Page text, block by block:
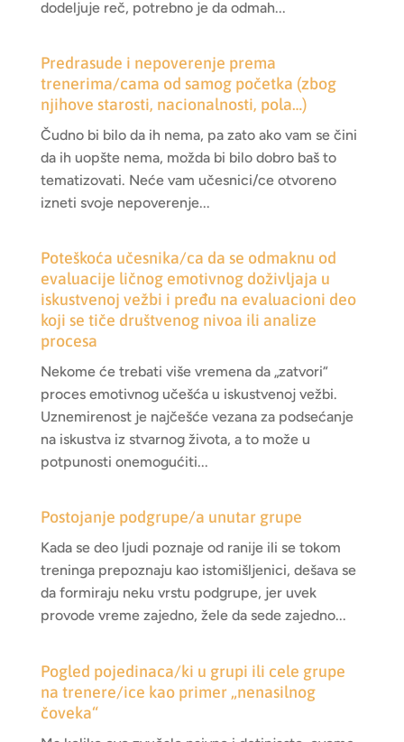
dodeljuje reč, potrebno je da odmah...
Predrasude i nepoverenje prema
trenerima/cama od samog početka (zbog
njihove starosti, nacionalnosti, pola…)
Čudno bi bilo da ih nema, pa zato ako vam se čini
da ih uopšte nema, možda bi bilo dobro baš to
tematizovati. Neće vam učesnici/ce otvoreno
izneti svoje nepoverenje...
Poteškoća učesnika/ca da se odmaknu od
evaluacije ličnog emotivnog doživljaja u
iskustvenoj vežbi i pređu na evaluacioni deo
koji se tiče društvenog nivoa ili analize
procesa
Nekome će trebati više vremena da „zatvori“
proces emotivnog učešća u iskustvenoj vežbi.
Uznemirenost je najčešće vezana za podsećanje
na iskustva iz stvarnog života, a to može u
potpunosti onemogućiti...
Postojanje podgrupe/a unutar grupe
Kada se deo ljudi poznaje od ranije ili se tokom
treninga prepoznaju kao istomišljenici, dešava se
da formiraju neku vrstu podgrupe, jer uvek
provode vreme zajedno, žele da sede zajedno...
Pogled pojedinaca/ki u grupi ili cele grupe
na trenere/ice kao primer „nenasilnog
čoveka“